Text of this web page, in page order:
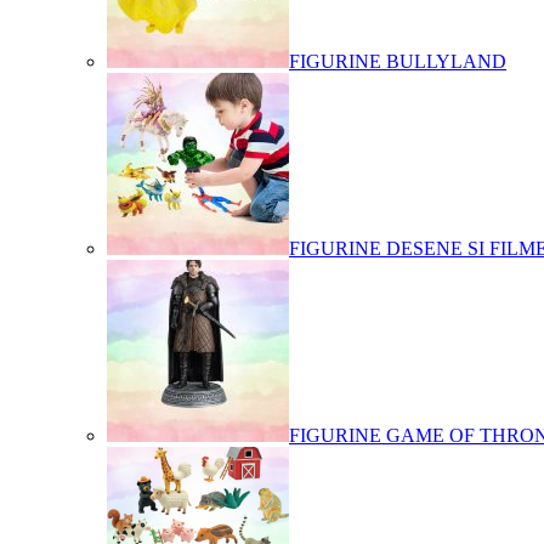
FIGURINE BULLYLAND
FIGURINE DESENE SI
FIGURINE GAME OF